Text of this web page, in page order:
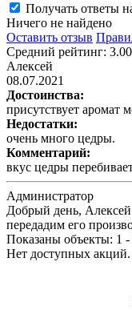
Получать ответы
Ничего не найдено
Оставить отзыв
Средний рейтинг: 3.00
Алексей
08.07.2021
Достоинства:
присутствует аромат
Недостатки:
очень много цедры.
Комментарий:
вкус цедры
Администратор
Добрый день,
передадим его
Показаны объекты: 1 -
Нет доступных акций.